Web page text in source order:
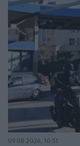
09.08.2026, 10:51